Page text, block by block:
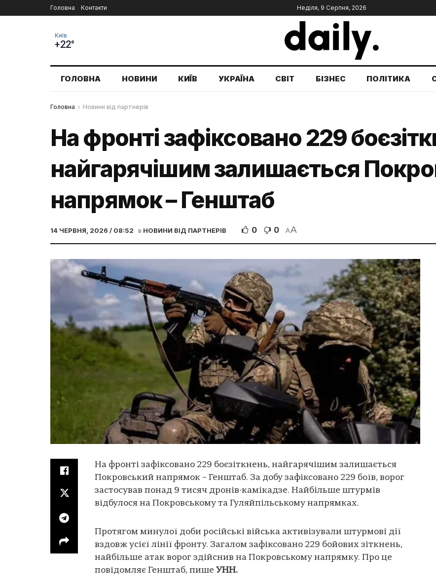
Головна Контакти Неділя, 9 Серпня, 2026
Київ
+22°
ГОЛОВНА НОВИНИ КИЇВ УКРАЇНА СВІТ БІЗНЕС ПОЛІТИКА
Головна Новини від партнерів
На фронті зафіксовано 229
найгарячішим залишається
напрямок – Генштаб
14 ЧЕРВНЯ, 2026 / 08:52 в НОВИНИ ВІД ПАРТНЕРІВ 0 0 AA
На фронті зафіксовано 229 боєзіткнень, найгарячішим залишається
Покровський напрямок – Генштаб. За добу зафіксовано 229 боїв, ворог
застосував понад 9 тисяч дронів-камікадзе. Найбільше штурмів
відбулося на Покровському та Гуляйпільському напрямках.
Протягом минулої доби російські війська активізували штурмові дії
вздовж усієї лінії фронту. Загалом зафіксовано 229 бойових зіткнень,
найбільше атак ворог здійснив на Покровському напрямку. Про це
повідомляє Генштаб, пише УНН.